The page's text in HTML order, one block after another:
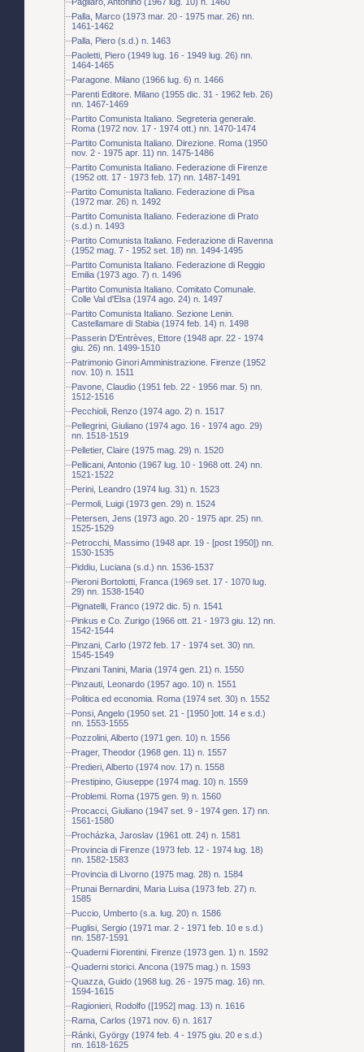
Palla, Marco (1973 mar. 20 - 1975 mar. 26) nn.
1461-1462
Palla, Piero (s.d.) n. 1463
Paoletti, Piero (1949 lug. 16 - 1949 lug. 26) nn.
1464-1465
Paragone. Milano (1966 lug. 6) n. 1466
Parenti Editore. Milano (1955 dic. 31 - 1962 feb. 26)
nn. 1467-1469
Partito Comunista Italiano. Segreteria generale.
Roma (1972 nov. 17 - 1974 ott.) nn. 1470-1474
Partito Comunista Italiano. Direzione. Roma (1950
nov. 2 - 1975 apr. 11) nn. 1475-1486
Partito Comunista Italiano. Federazione di Firenze
(1952 ott. 17 - 1973 feb. 17) nn. 1487-1491
Partito Comunista Italiano. Federazione di Pisa
(1972 mar. 26) n. 1492
Partito Comunista Italiano. Federazione di Prato
(s.d.) n. 1493
Partito Comunista Italiano. Federazione di Ravenna
(1952 mag. 7 - 1952 set. 18) nn. 1494-1495
Partito Comunista Italiano. Federazione di Reggio
Emilia (1973 ago. 7) n. 1496
Partito Comunista Italiano. Comitato Comunale.
Colle Val d'Elsa (1974 ago. 24) n. 1497
Partito Comunista Italiano. Sezione Lenin.
Castellamare di Stabia (1974 feb. 14) n. 1498
Passerin D'Entrèves, Ettore (1948 apr. 22 - 1974
giu. 26) nn. 1499-1510
Patrimonio Ginori Amministrazione. Firenze (1952
nov. 10) n. 1511
Pavone, Claudio (1951 feb. 22 - 1956 mar. 5) nn.
1512-1516
Pecchioli, Renzo (1974 ago. 2) n. 1517
Pellegrini, Giuliano (1974 ago. 16 - 1974 ago. 29)
nn. 1518-1519
Pelletier, Claire (1975 mag. 29) n. 1520
Pellicani, Antonio (1967 lug. 10 - 1968 ott. 24) nn.
1521-1522
Perini, Leandro (1974 lug. 31) n. 1523
Permoli, Luigi (1973 gen. 29) n. 1524
Petersen, Jens (1973 ago. 20 - 1975 apr. 25) nn.
1525-1529
Petrocchi, Massimo (1948 apr. 19 - [post 1950]) nn.
1530-1535
Piddiu, Luciana (s.d.) nn. 1536-1537
Pieroni Bortolotti, Franca (1969 set. 17 - 1070 lug.
29) nn. 1538-1540
Pignatelli, Franco (1972 dic. 5) n. 1541
Pinkus e Co. Zurigo (1966 ott. 21 - 1973 giu. 12) nn.
1542-1544
Pinzani, Carlo (1972 feb. 17 - 1974 set. 30) nn.
1545-1549
Pinzani Tanini, Maria (1974 gen. 21) n. 1550
Pinzauti, Leonardo (1957 ago. 10) n. 1551
Politica ed economia. Roma (1974 set. 30) n. 1552
Ponsi, Angelo (1950 set. 21 - [1950 ]ott. 14 e s.d.)
nn. 1553-1555
Pozzolini, Alberto (1971 gen. 10) n. 1556
Prager, Theodor (1968 gen. 11) n. 1557
Predieri, Alberto (1974 nov. 17) n. 1558
Prestipino, Giuseppe (1974 mag. 10) n. 1559
Problemi. Roma (1975 gen. 9) n. 1560
Procacci, Giuliano (1947 set. 9 - 1974 gen. 17) nn.
1561-1580
Procházka, Jaroslav (1961 ott. 24) n. 1581
Provincia di Firenze (1973 feb. 12 - 1974 lug. 18)
nn. 1582-1583
Provincia di Livorno (1975 mag. 28) n. 1584
Prunai Bernardini, Maria Luisa (1973 feb. 27) n.
1585
Puccio, Umberto (s.a. lug. 20) n. 1586
Puglisi, Sergio (1971 mar. 2 - 1971 feb. 10 e s.d.)
nn. 1587-1591
Quaderni Fiorentini. Firenze (1973 gen. 1) n. 1592
Quaderni storici. Ancona (1975 mag.) n. 1593
Quazza, Guido (1968 lug. 26 - 1975 mag. 16) nn.
1594-1615
Ragionieri, Rodolfo ([1952] mag. 13) n. 1616
Rama, Carlos (1971 nov. 6) n. 1617
Ránki, György (1974 feb. 4 - 1975 giu. 20 e s.d.)
nn. 1618-1625